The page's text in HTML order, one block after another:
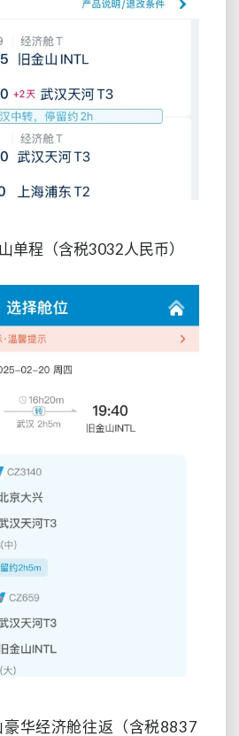
单程（含税3032人民币）
华经济舱往返（含税8837